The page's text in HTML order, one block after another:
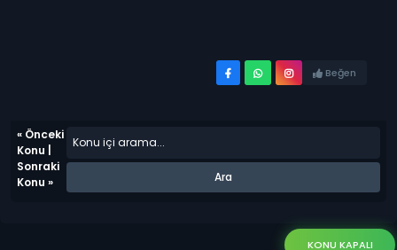
Beğen
« Önceki
Konu
Sonraki
Konu »
KONU KAPALI